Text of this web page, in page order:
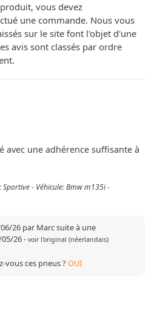
vous devez
une commande. Nous vous
sur le site font l'objet d'une
avis sont classés par ordre
avec une adhérence suffisante à
Sportive - Véhicule: Bmw m135i -
26 par Marc suite à une
26- voir l'original (néerlandais)
vous ces pneus ?OUI